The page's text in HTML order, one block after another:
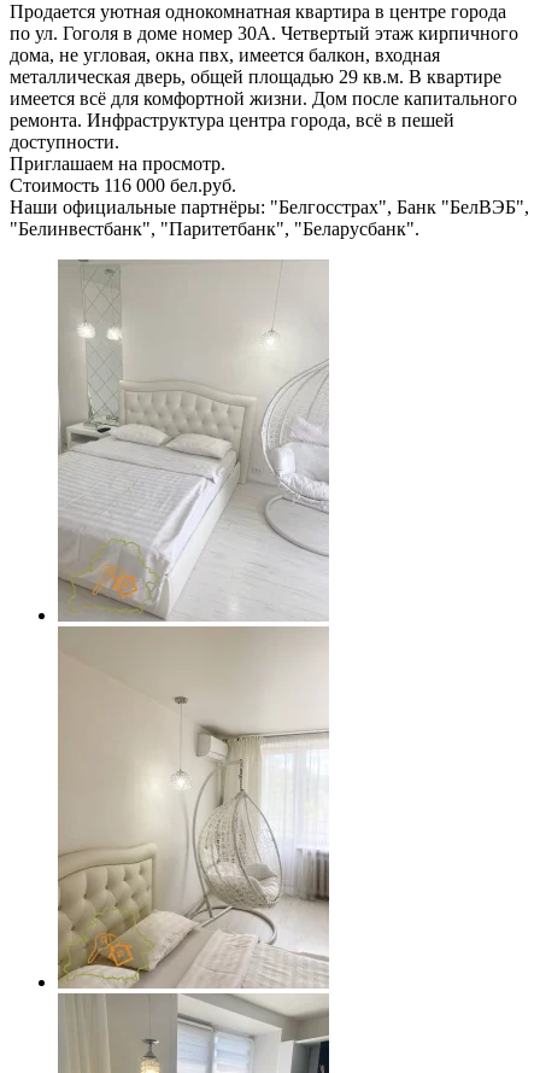
Продается уютная однокомнатная квартира в центре города
по ул. Гоголя в доме номер 30А. Четвертый этаж кирпичного
дома, не угловая, окна пвх, имеется балкон, входная
металлическая дверь, общей площадью 29 кв.м. В квартире
имеется всё для комфортной жизни. Дом после капитального
ремонта. Инфраструктура центра города, всё в пешей
доступности.
Приглашаем на просмотр.
Стоимость 116 000 бел.руб.
Наши официальные партнёры: "Белгосстрах", Банк "БелВЭБ",
"Белинвестбанк", "Паритетбанк", "Беларусбанк".